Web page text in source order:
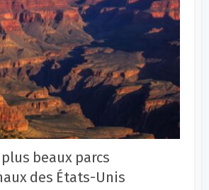
plus beaux parcs
des États-Unis